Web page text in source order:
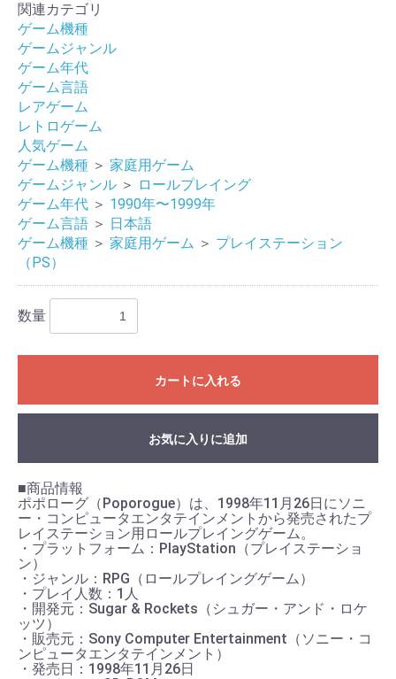
関連カテゴリ
ゲーム機種
ゲームジャンル
ゲーム年代
ゲーム言語
レアゲーム
レトロゲーム
人気ゲーム
ゲーム機種 ＞ 家庭用ゲーム
ゲームジャンル ＞ ロールプレイング
ゲーム年代 ＞ 1990年〜1999年
ゲーム言語 ＞ 日本語
ゲーム機種 ＞ 家庭用ゲーム ＞ プレイステーション
（PS）
数量
カートに入れる
お気に入りに追加
■商品情報
ポポローグ（Poporogue）は、1998年11月26日にソニ
ー・コンピュータエンタテインメントから発売されたプ
レイステーション用ロールプレイングゲーム。
・プラットフォーム：PlayStation（プレイステーショ
ン）
・ジャンル：RPG（ロールプレイングゲーム）
・プレイ人数：1人
・開発元：Sugar & Rockets（シュガー・アンド・ロケ
ッツ）
・販売元：Sony Computer Entertainment（ソニー・コ
ンピュータエンタテインメント）
・発売日：1998年11月26日